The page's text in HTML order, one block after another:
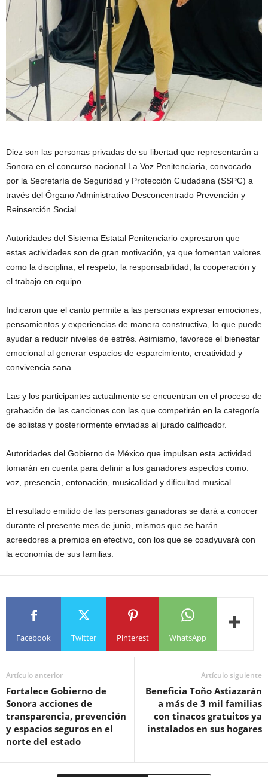
Diez son las personas privadas de su libertad que representarán a
Sonora en el concurso nacional La Voz Penitenciaria, convocado
por la Secretaría de Seguridad y Protección Ciudadana (SSPC) a
través del Órgano Administrativo Desconcentrado Prevención y
Reinserción Social.
Autoridades del Sistema Estatal Penitenciario expresaron que
estas actividades son de gran motivación, ya que fomentan valores
como la disciplina, el respeto, la responsabilidad, la cooperación y
el trabajo en equipo.
Indicaron que el canto permite a las personas expresar emociones,
pensamientos y experiencias de manera constructiva, lo que puede
ayudar a reducir niveles de estrés. Asimismo, favorece el bienestar
emocional al generar espacios de esparcimiento, creatividad y
convivencia sana.
Las y los participantes actualmente se encuentran en el proceso de
grabación de las canciones con las que competirán en la categoría
de solistas y posteriormente enviadas al jurado calificador.
Autoridades del Gobierno de México que impulsan esta actividad
tomarán en cuenta para definir a los ganadores aspectos como:
voz, presencia, entonación, musicalidad y dificultad musical.
El resultado emitido de las personas ganadoras se dará a conocer
durante el presente mes de junio, mismos que se harán
acreedores a premios en efectivo, con los que se coadyuvará con
la economía de sus familias.
Facebook Twitter Pinterest WhatsApp
Artículo anterior
Fortalece Gobierno de
Sonora acciones de
transparencia, prevención
y espacios seguros en el
norte del estado
Artículo siguiente
Beneficia Toño Astiazarán
a más de 3 mil familias
con tinacos gratuitos ya
instalados en sus hogares